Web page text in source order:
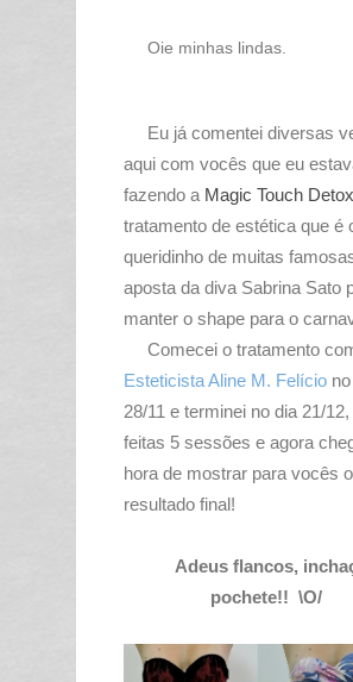
Oie minhas lindas.
Eu já comentei diversas
aqui com vocês que eu
fazendo a Magic Touch Detox
tratamento de estética que é
queridinho de muitas
aposta da diva Sabrina Sato
manter o shape para o
Comecei o tratamento
Esteticista Aline M. Felício
28/11 e terminei no dia 21/
feitas 5 sessões e agora
hora de mostrar para vocês o
resultado final!
Adeus flancos,
pochete!! \O/